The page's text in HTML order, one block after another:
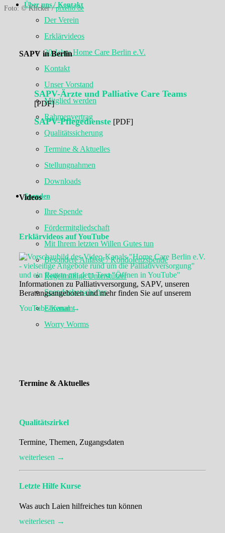
Über uns / Kontakt
Der Verein
Erklärvideos
30 Jahre Home Care Berlin e.V.
Kontakt
Unser Vorstand
Mitglied werden
Rahmenvertrag
Qualitätssicherung
Termine & Aktuelles
Stellungnahmen
Downloads
Spenden
Ihre Spende
Fördermitgliedschaft
Mit Ihrem letzten Willen Gutes tun
Besondere Anlässe / Kondolenzspende
Regelmäßige Unterstützer
Spendenbotschafter
Ehrenamt
Worry Worms
Foto: © Klicker /pixelio.de
SAPV in Berlin
SAPV-Ärzte und Palliative Care Teams
[PDF]
SAPV-Pflegedienste [PDF]
Videos
Erklärvideos auf YouTube
Informationen zu Palliativversorgung, SAPV, unseren
Beratungsangeboten und mehr finden Sie auf unserem
YouTube-Kanal →
Termine & Aktuelles
Qualitätszirkel
Termine, Themen, Zugangsdaten
weiterlesen →
Letzte Hilfe Kurse
Was auch Laien hilfreiches tun können
weiterlesen →